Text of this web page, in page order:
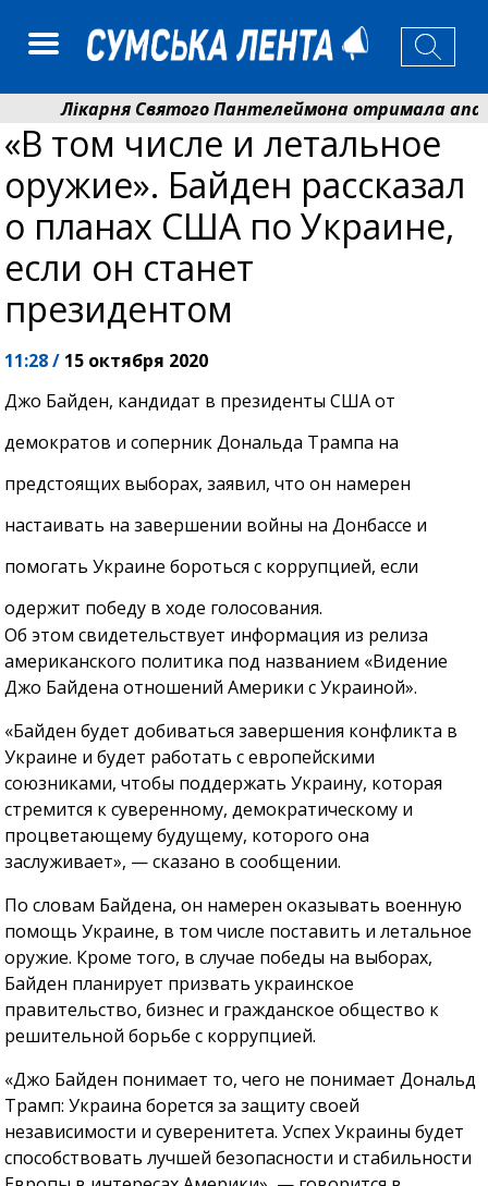
Лікарня Святого Пантелеймона отримала
Артем Кобзар вручив родинам 20 полеглих Героїв
«В том числе и летальное
оружие». Байден рассказал
о планах США по Украине,
если он станет
президентом
11:28 / 15 октября 2020
Джо Байден, кандидат в президенты США от
демократов и соперник Дональда Трампа на
предстоящих выборах, заявил, что он намерен
настаивать на завершении войны на Донбассе и
помогать Украине бороться с коррупцией, если
одержит победу в ходе голосования.
Об этом свидетельствует информация из релиза
американского политика под названием «Видение
Джо Байдена отношений Америки с Украиной».
«Байден будет добиваться завершения конфликта в
Украине и будет работать с европейскими
союзниками, чтобы поддержать Украину, которая
стремится к суверенному, демократическому и
процветающему будущему, которого она
заслуживает», — сказано в сообщении.
По словам Байдена, он намерен оказывать военную
помощь Украине, в том числе поставить и летальное
оружие. Кроме того, в случае победы на выборах,
Байден планирует призвать украинское
правительство, бизнес и гражданское общество к
решительной борьбе с коррупцией.
«Джо Байден понимает то, чего не понимает Дональд
Трамп: Украина борется за защиту своей
независимости и суверенитета. Успех Украины будет
способствовать лучшей безопасности и стабильности